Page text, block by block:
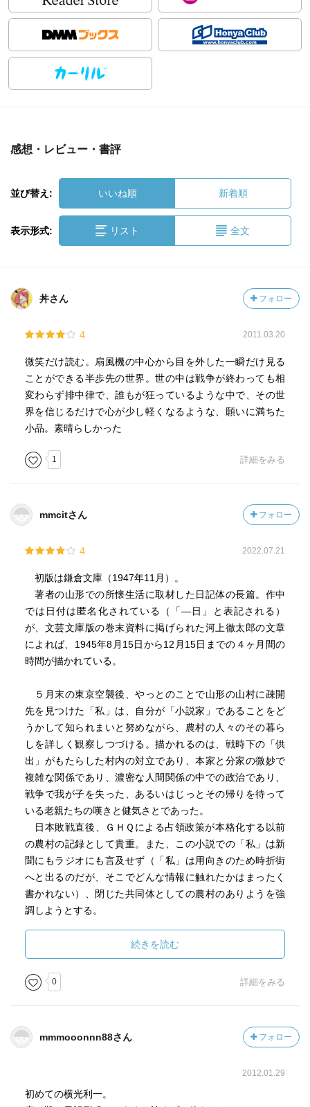
感想・レビュー・書評
並び替え: いいね順 新着順
表示形式: リスト 全文
丼さん フォロー
4 2011.03.20
微笑だけ読む。扇風機の中心から目を外した一瞬だけ見る
ことができる半歩先の世界。世の中は戦争が終わっても相
変わらず排中律で、誰もが狂っているような中で、その世
界を信じるだけで心が少し軽くなるような、願いに満ちた
小品。素晴らしかった
1 詳細をみる
mmcitさん フォロー
4 2022.07.21
初版は鎌倉文庫（1947年11月）。
著者の山形での所懐生活に取材した日記体の長篇。作中
では日付は匿名化されている（「―日」と表記される）
が、文芸文庫版の巻末資料に掲げられた河上徹太郎の文章
によれば、1945年8月15日から12月15日までの４ヶ月間の
時間が描かれている。
５月末の東京空襲後、やっとのことで山形の山村に疎開
先を見つけた「私」は、自分が「小説家」であることをど
うかして知られまいと努めながら、農村の人々のその暮ら
しを詳しく観察しつづける。描かれるのは、戦時下の「供
出」がもたらした村内の対立であり、本家と分家の微妙で
複雑な関係であり、濃密な人間関係の中での政治であり、
戦争で我が子を失った、あるいはじっとその帰りを待って
いる老親たちの嘆きと健気さとであった。
日本敗戦直後、ＧＨＱによる占領政策が本格化する以前
の農村の記録として貴重。また、この小説での「私」は新
聞にもラジオにも言及せず（「私」は用向きのため時折街
へと出るのだが、そこでどんな情報に触れたかはまったく
書かれない）、閉じた共同体としての農村のありようを強
調しようとする。
作の後半、特攻隊の生き残りが村に帰ってきて、父親と
のんきに酒を呑みながら「ああ、もう、助かったのか死ん
だのか、分からん分からん」と語る場面が印象に残る。肝
心な場面でわけのわからない一文が書き込まれていること
続きを読む
0 詳細をみる
mmmooonnn88さん フォロー
2012.01.29
初めての横光利一。